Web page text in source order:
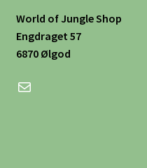
World of Jungle Shop
Engdraget 57
6870 Ølgod
Mail